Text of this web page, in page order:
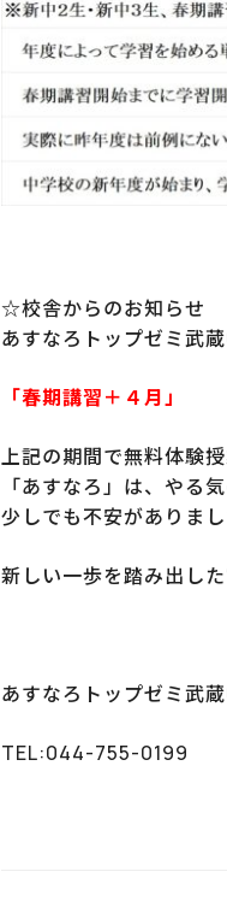
☆校舎からのお知らせ
あすなろトップゼミ武
「春期講習＋４月」
上記の期間で無料体験
「あすなろ」は、やる
少しでも不安がありま
新しい一歩を踏み出し
あすなろトップゼミ武
TEL:044-755-0199